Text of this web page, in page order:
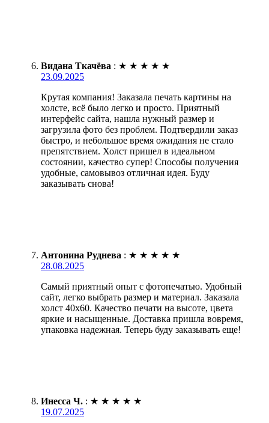
Видана Ткачёва : ★ ★ ★ ★ ★
23.09.2025
Крутая компания! Заказала печать картины на
холсте, всё было легко и просто. Приятный
интерфейс сайта, нашла нужный размер и
загрузила фото без проблем. Подтвердили заказ
быстро, и небольшое время ожидания не стало
препятствием. Холст пришел в идеальном
состоянии, качество супер! Способы получения
удобные, самовывоз отличная идея. Буду
заказывать снова!
Антонина Руднева : ★ ★ ★ ★ ★
28.08.2025
Самый приятный опыт с фотопечатью. Удобный
сайт, легко выбрать размер и материал. Заказала
холст 40х60. Качество печати на высоте, цвета
яркие и насыщенные. Доставка пришла вовремя,
упаковка надежная. Теперь буду заказывать еще!
Инесса Ч. : ★ ★ ★ ★ ★
19.07.2025